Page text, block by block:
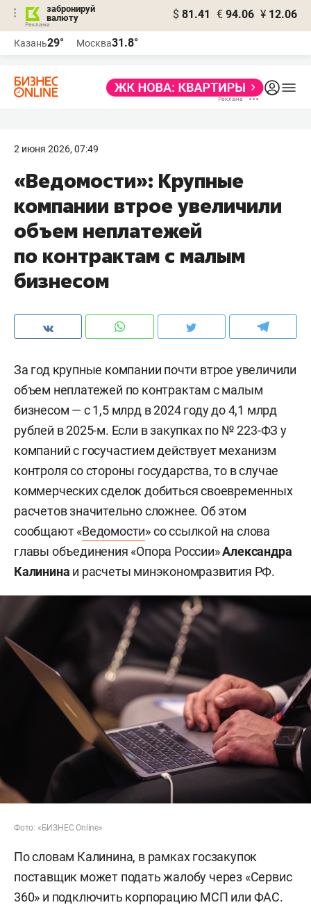
забронируй
валюту
$ 81.41 € 94.06 ¥ 12.06
Казань29° Москва31.8°
2 июня 2026, 07:49
«Ведомости»: Крупные
компании втрое увеличили
объем неплатежей
по контрактам с малым
бизнесом
За год крупные компании почти втрое увеличили
объем неплатежей по контрактам с малым
бизнесом — с 1,5 млрд в 2024 году до 4,1 млрд
рублей в 2025-м. Если в закупках по № 223-ФЗ у
компаний с госучастием действует механизм
контроля со стороны государства, то в случае
коммерческих сделок добиться своевременных
расчетов значительно сложнее. Об этом
сообщают «Ведомости» со ссылкой на слова
главы объединения «Опора России»Александра
Калинина и расчеты минэкономразвития РФ.
Фото: «БИЗНЕС Online»
По словам Калинина, в рамках госзакупок
поставщик может подать жалобу через «Сервис
360» и подключить корпорацию МСП или ФАС.